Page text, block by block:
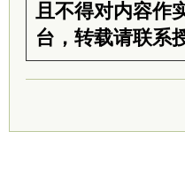
且不得对内容作
台，转载请联系